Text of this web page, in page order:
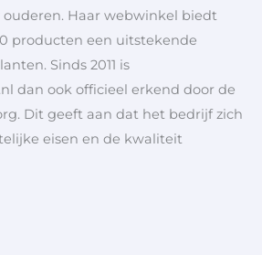
Haar webwinkel biedt
producten een uitstekende
Sinds 2011 is
dan ook officieel erkend door de
Dit geeft aan dat het bedrijf zich
eisen en de kwaliteit